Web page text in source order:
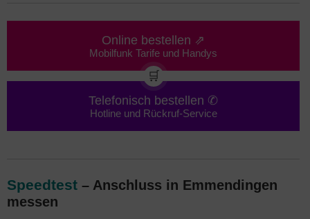
Online bestellen ⇗
Mobilfunk Tarife und Handys
🛒
Telefonisch bestellen ✆
Hotline und Rückruf-Service
Speedtest – Anschluss in Emmendingen
messen